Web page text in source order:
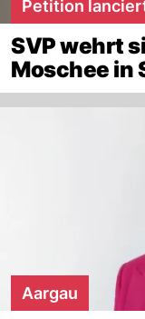
Petition
SVP wehrt
Moschee in
Aargau